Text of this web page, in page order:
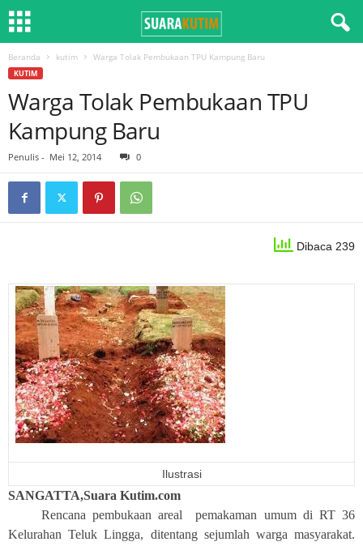
Beranda kutim Warga Tolak Pembukaan TPU Kampung Baru
KUTIM
Warga Tolak Pembukaan TPU
Kampung Baru
Penulis - Mei 12, 2014 0
Dibaca 239
Ilustrasi
SANGATTA,Suara Kutim.com
Rencana pembukaan areal
pemakaman umum di RT 36
Kelurahan Teluk Lingga, ditentang sejumlah warga masyarakat.